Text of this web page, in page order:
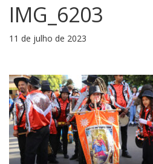
IMG_6203
11 de julho de 2023